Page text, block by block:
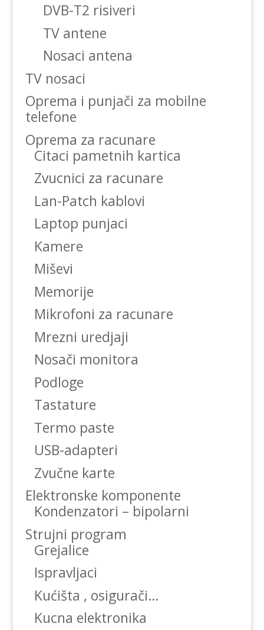
DVB-T2 risiveri
TV antene
Nosaci antena
TV nosaci
Oprema i punjači za mobilne
telefone
Oprema za racunare
Citaci pametnih kartica
Zvucnici za racunare
Lan-Patch kablovi
Laptop punjaci
Kamere
Miševi
Memorije
Mikrofoni za racunare
Mrezni uredjaji
Nosači monitora
Podloge
Tastature
Termo paste
USB-adapteri
Zvučne karte
Elektronske komponente
Kondenzatori – bipolarni
Strujni program
Grejalice
Ispravljaci
Kućišta , osigurači…
Kucna elektronika